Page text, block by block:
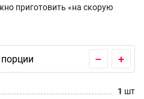
приготовить «на скорую
– +
1 шт